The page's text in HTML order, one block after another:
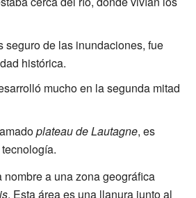
seguro de las inundaciones, fue
histórica.
mucho en la segunda mitad
plateau de Lautagne, es
a una zona geográfica
. Esta área es una llanura junto al